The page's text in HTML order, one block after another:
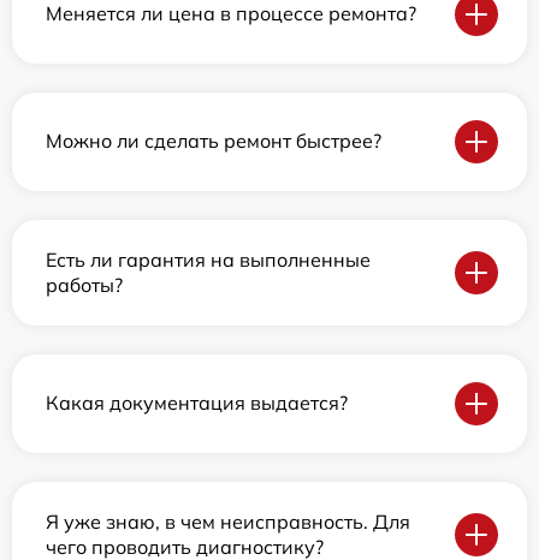
Меняется ли цена в процессе ремонта?
Можно ли сделать ремонт быстрее?
Есть ли гарантия на выполненные
работы?
Какая документация выдается?
Я уже знаю, в чем неисправность. Для
чего проводить диагностику?